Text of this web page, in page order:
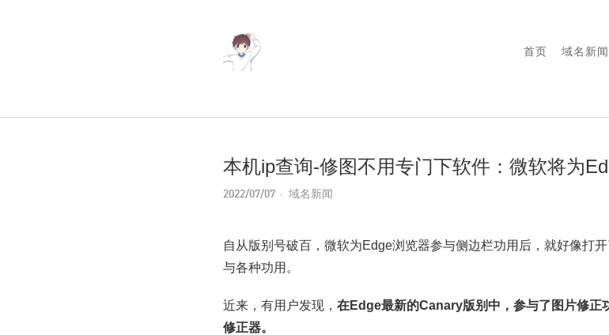
首页 域名新闻
本机ip查询-修图不用专门下软件：微软将为
2022/07/07 域名新闻
自从版别号破百，微软为Edge浏览器参与侧边栏功用后，就好像打
与各种功用。
近来，有用户发现， 在Edge最新的Canary版别中，参与了图片修正
修正器。